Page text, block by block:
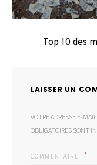
Top 10 des
LAISSER UN
VOTRE ADRESSE E-
OBLIGATOIRES SONT
COMMENTAIRE